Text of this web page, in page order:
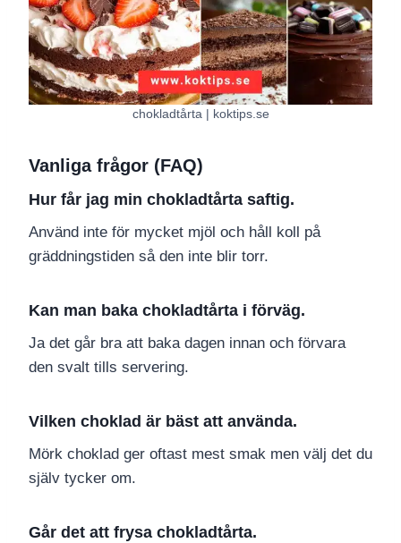
chokladtårta | koktips.se
Vanliga frågor (FAQ)
Hur får jag min chokladtårta saftig.
Använd inte för mycket mjöl och håll koll på
gräddningstiden så den inte blir torr.
Kan man baka chokladtårta i förväg.
Ja det går bra att baka dagen innan och förvara
den svalt tills servering.
Vilken choklad är bäst att använda.
Mörk choklad ger oftast mest smak men välj det du
själv tycker om.
Går det att frysa chokladtårta.